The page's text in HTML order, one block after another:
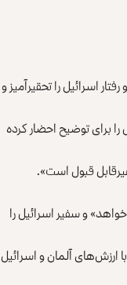
اسرائیل را تحقیرآمیز و
را برای توضیح احضار کرده
قبول است».
و سفیر اسرائیل را
ارزش‌های آلمان و اسرائیل